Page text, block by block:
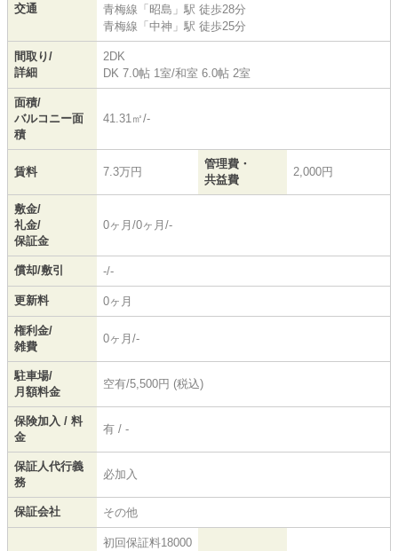
交通
青梅線 「昭島 」駅 徒歩28分
青梅線 「中神 」駅 徒歩25分
間取り/
詳細
2DK
DK 7.0帖 1室/和室 6.0帖 2室
面積/
バルコニー面
積
41.31㎡/-
賃料 7.3万円
管理費・
共益費
2,000円
敷金/
礼金/
保証金
0ヶ月/0ヶ月/-
償却/敷引 -/-
更新料 0ヶ月
権利金/
雑費
0ヶ月/-
駐車場/
月額料金
空有/5,500円 (税込)
保険加入 / 料
金
有 / -
保証人代行義
務
必加入
保証会社 その他
初回保証料18000